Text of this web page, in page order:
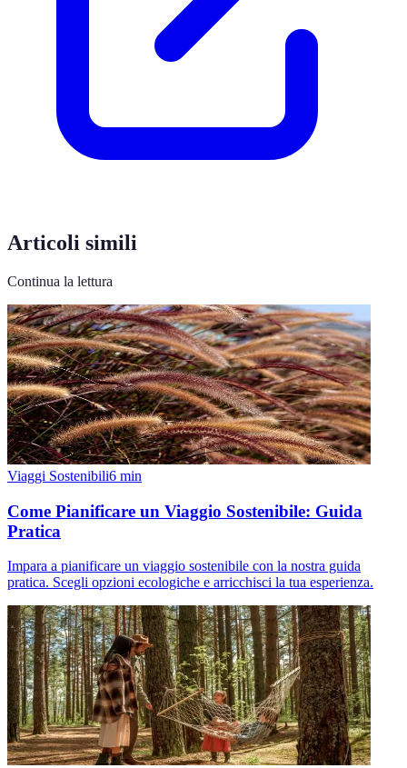
Articoli simili
Continua la lettura
Viaggi Sostenibili6 min
Come Pianificare un Viaggio Sostenibile: Guida
Pratica
Impara a pianificare un viaggio sostenibile con la nostra guida
pratica. Scegli opzioni ecologiche e arricchisci la tua esperienza.